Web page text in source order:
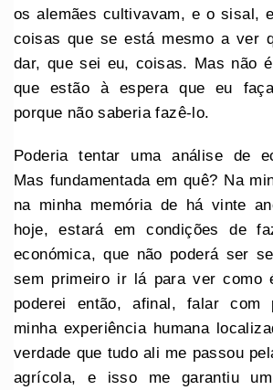
os alemães cultivavam, e o sisal,
coisas que se está mesmo a ver
dar, que sei eu, coisas. Mas não
que estão à espera que eu
porque não saberia fazê-lo.
Poderia tentar uma análise de
Mas fundamentada em quê? Na
na minha memória de há vinte
hoje, estará em condições de
económica, que não poderá ser
sem primeiro ir lá para ver como
poderei então, afinal, falar com
minha experiência humana
verdade que tudo ali me passou
agrícola, e isso me garantiu